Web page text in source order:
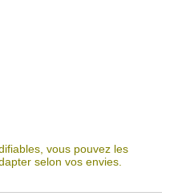
vous pouvez les
selon vos envies.